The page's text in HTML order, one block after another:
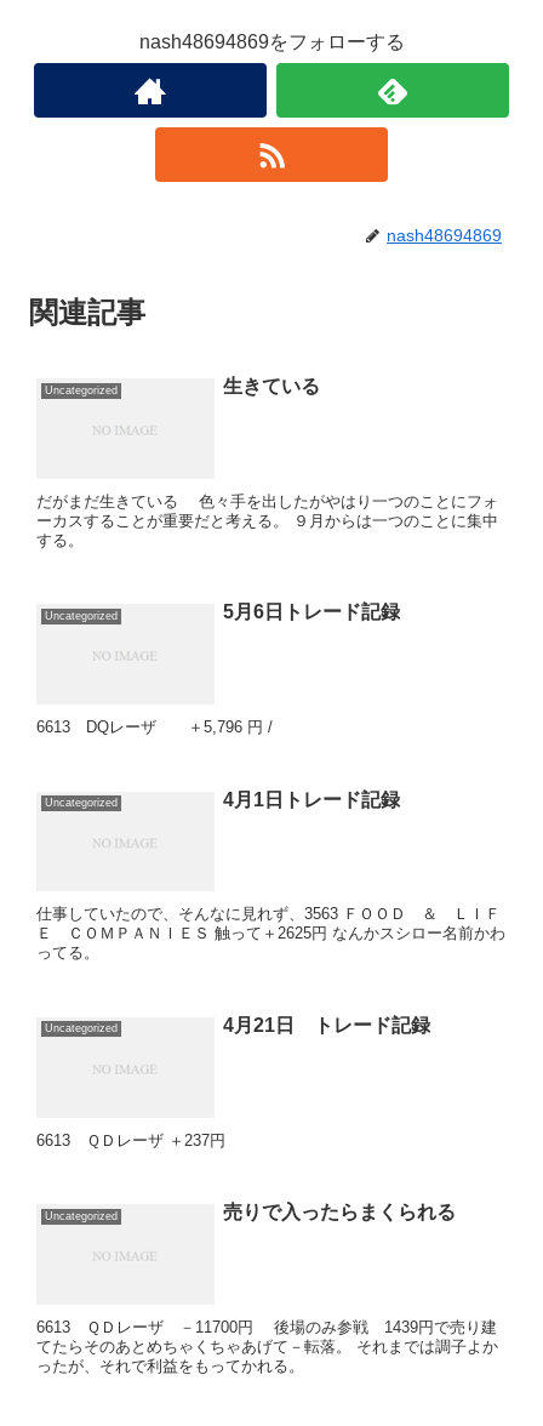
nash48694869をフォローする
nash48694869
関連記事
Uncategorized 生きている
だがまだ生きている 色々手を出したがやはり一つのことにフォ
ーカスすることが重要だと考える。 ９月からは一つのことに集中
する。
Uncategorized 5月6日トレード記録
6613 DQレーザ ＋5,796 円 /
Uncategorized 4月1日トレード記録
仕事していたので、そんなに見れず、3563 ＦＯＯＤ ＆ ＬＩＦ
Ｅ ＣＯＭＰＡＮＩＥＳ 触って＋2625円 なんかスシロー名前かわ
ってる。
Uncategorized 4月21日 トレード記録
6613 ＱＤレーザ ＋237円
Uncategorized 売りで入ったらまくられる
6613 ＱＤレーザ －11700円 後場のみ参戦 1439円で売り建
てたらそのあとめちゃくちゃあげて－転落。 それまでは調子よか
ったが、それで利益をもってかれる。